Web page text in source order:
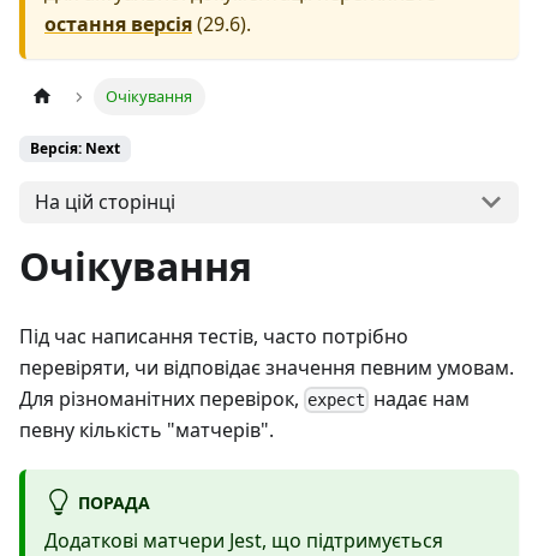
остання версія(29.6).
Очікування
Версія: Next
На цій сторінці
Очікування
Під час написання тестів, часто потрібно
перевіряти, чи відповідає значення певним умовам.
Для різноманітних перевірок, expect надає нам
певну кількість "матчерів".
ПОРАДА
Додаткові матчери Jest, що підтримується